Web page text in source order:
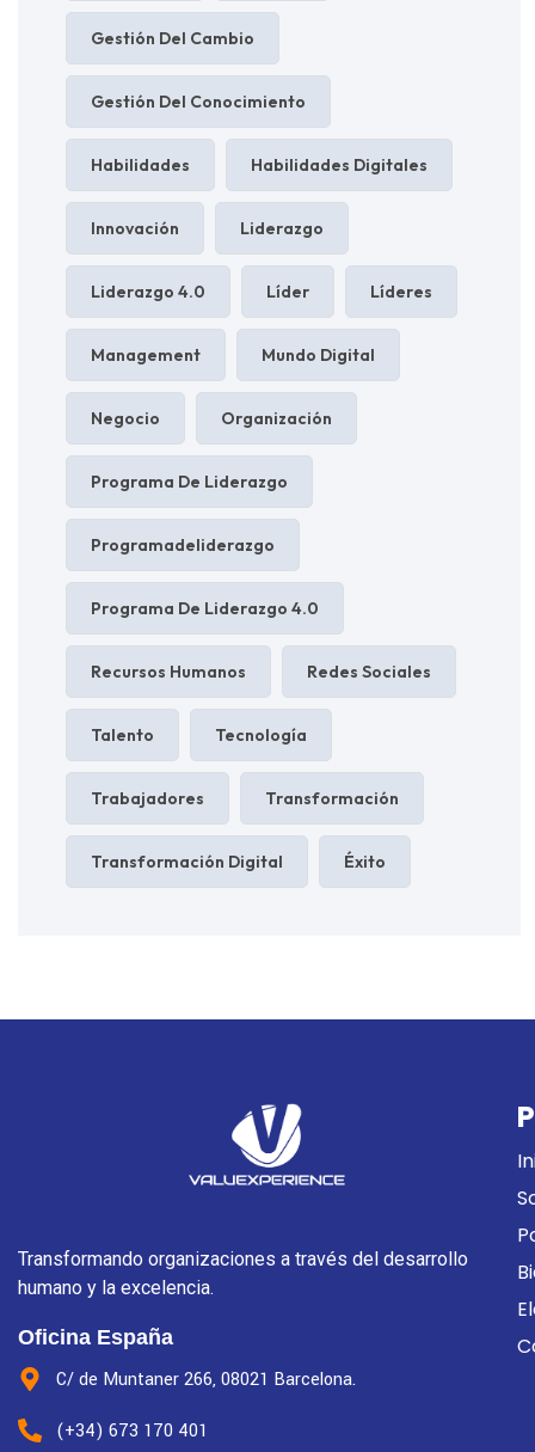
Gestión Del Cambio
Gestión Del Conocimiento
Habilidades Habilidades Digitales
Innovación Liderazgo
Liderazgo 4.0 Líder Líderes
Management Mundo Digital
Negocio Organización
Programa De Liderazgo
Programadeliderazgo
Programa De Liderazgo 4.0
Recursos Humanos Redes Sociales
Talento Tecnología
Trabajadores Transformación
Transformación Digital Éxito
Transformando organizaciones a través del desarrollo
humano y la excelencia.
Oficina España
C/ de Muntaner 266, 08021 Barcelona.
(+34) 673 170 401